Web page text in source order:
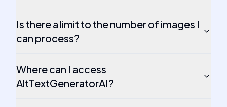
Is there a limit to the number of images I
can process?
Where can I access
AltTextGeneratorAI?